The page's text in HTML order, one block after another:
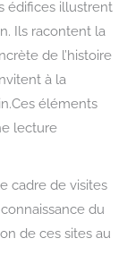
édifices illustrent
Ils racontent la
de l’histoire
à la
éléments
lecture
cadre de visites
du
de ces sites au